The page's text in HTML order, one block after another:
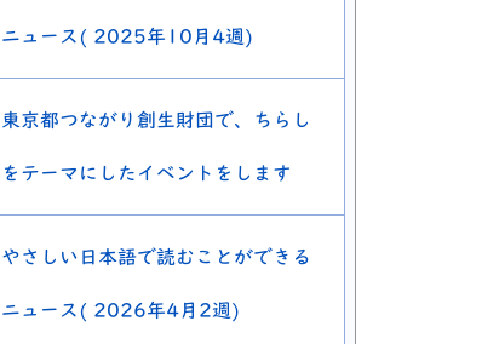
ニュース( 2025年10月4週)
東京都つながり創生財団で、ちらし
をテーマにしたイベントをします
やさしい日本語で読むことができる
ニュース( 2026年4月2週)